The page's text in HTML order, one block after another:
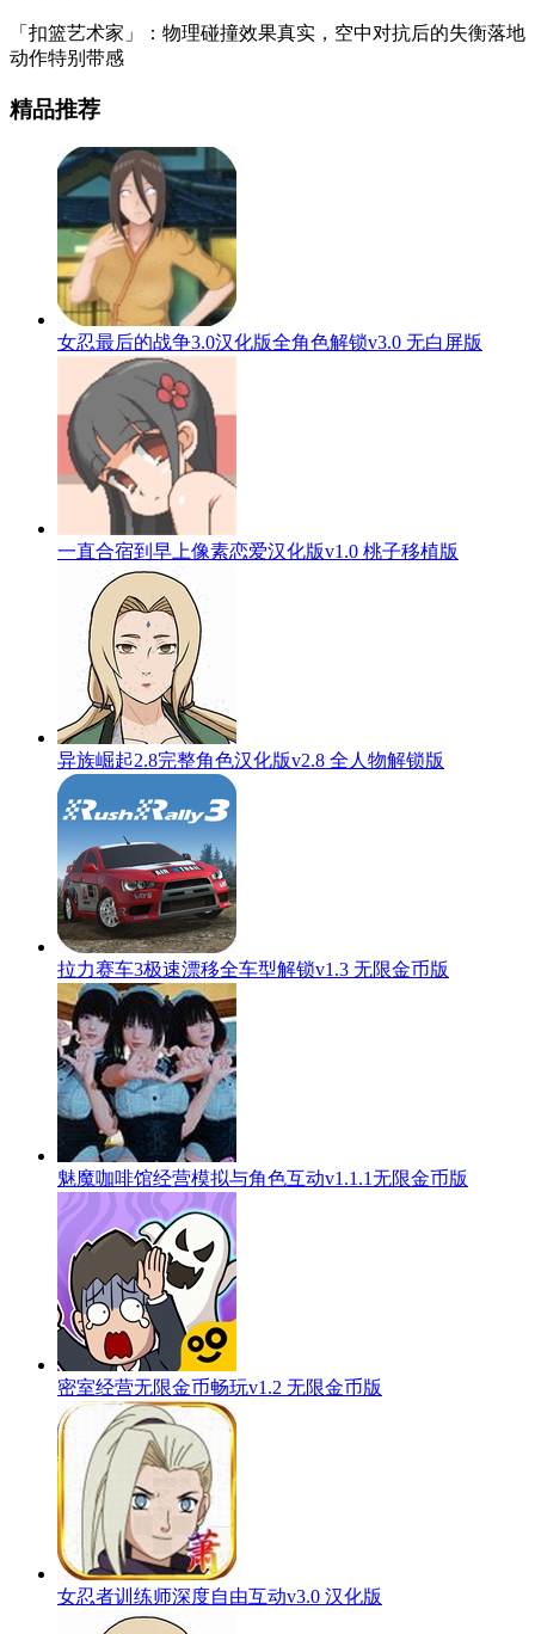
「扣篮艺术家」：物理碰撞效果真实，空中对抗后的失衡落地
动作特别带感
精品推荐
女忍最后的战争3.0汉化版全角色解锁v3.0 无白屏版
一直合宿到早上像素恋爱汉化版v1.0 桃子移植版
异族崛起2.8完整角色汉化版v2.8 全人物解锁版
拉力赛车3极速漂移全车型解锁v1.3 无限金币版
魅魔咖啡馆经营模拟与角色互动v1.1.1无限金币版
密室经营无限金币畅玩v1.2 无限金币版
女忍者训练师深度自由互动v3.0 汉化版